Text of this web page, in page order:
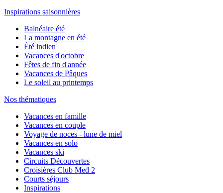
Inspirations saisonnières
Balnéaire été
La montagne en été
Été indien
Vacances d'octobre
Fêtes de fin d'année
Vacances de Pâques
Le soleil au printemps
Nos thématiques
Vacances en famille
Vacances en couple
Voyage de noces - lune de miel
Vacances en solo
Vacances ski
Circuits Découvertes
Croisières Club Med 2
Courts séjours
Inspirations